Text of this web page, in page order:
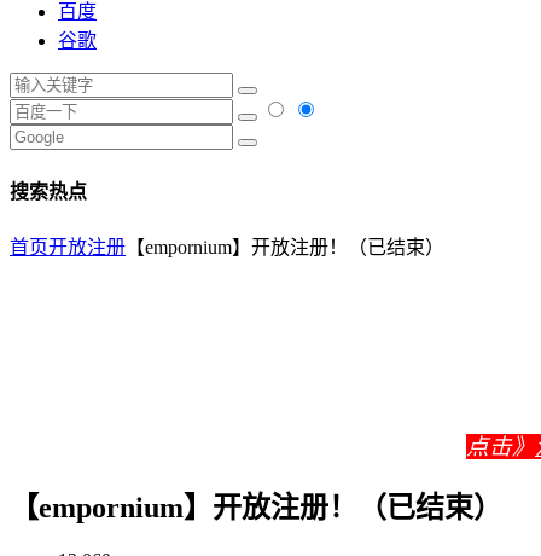
百度
谷歌
搜索热点
首页开放注册 【empornium】开放注册！（已结束）
点击》
【empornium】开放注册！（已结束）